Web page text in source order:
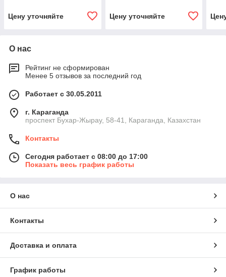
Цену уточняйте Цену уточняйте
О нас
Рейтинг не сформирован
Менее 5 отзывов за последний год
Работает с 30.05.2011
г. Караганда
проспект Бухар-Жырау, 58-41, Караганда, Казахстан
Контакты
Сегодня работает с 08:00 до 17:00
Показать весь график работы
О нас
Контакты
Доставка и оплата
График работы